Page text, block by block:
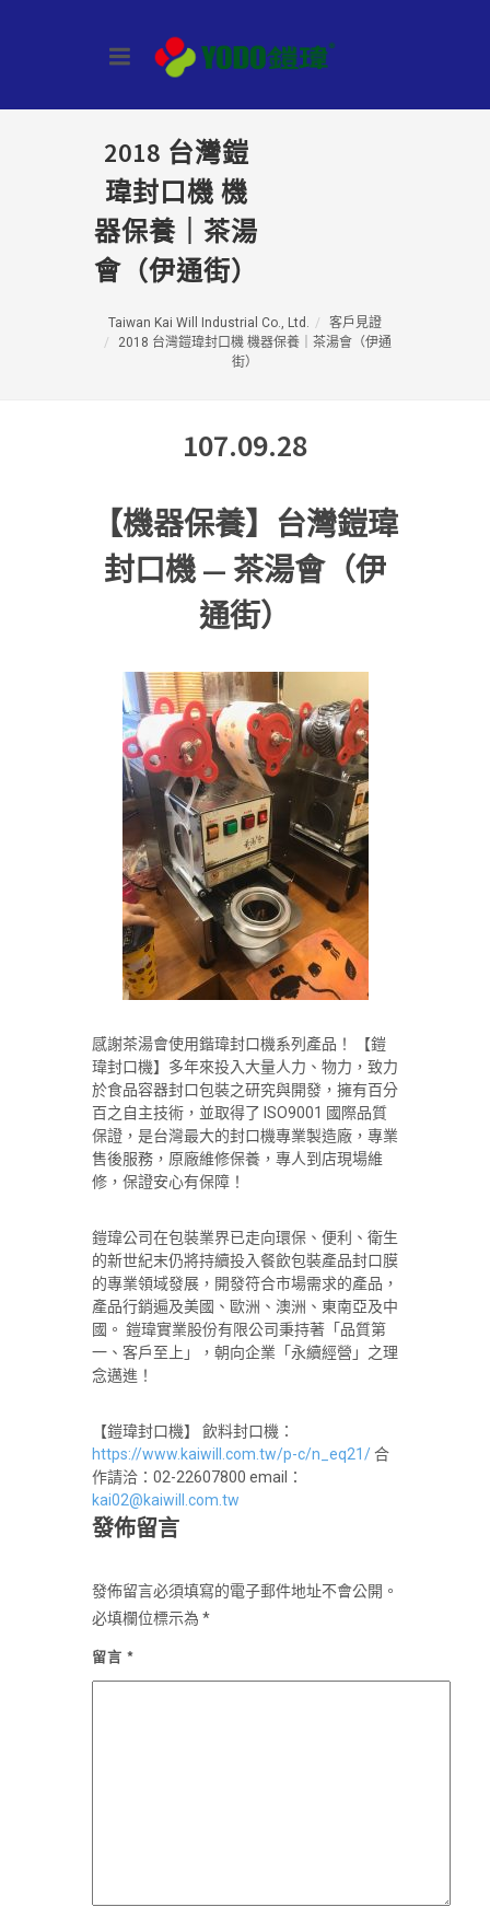
2018 台灣鎧
瑋封口機 機
器保養｜茶湯
會（伊通街）
Taiwan Kai Will Industrial Co., Ltd.
客戶見證
2018 台灣鎧瑋封口機 機器保養｜茶湯會（伊通
街）
107.09.28
【機器保養】台灣鎧瑋
封口機 — 茶湯會（伊
通街）
感謝茶湯會使用鍇瑋封口機系列產品！ 【鎧
瑋封口機】多年來投入大量人力、物力，致力
於食品容器封口包裝之研究與開發，擁有百分
百之自主技術，並取得了 ISO9001 國際品質
保證，是台灣最大的封口機專業製造廠，專業
售後服務，原廠維修保養，專人到店現場維
修，保證安心有保障！
鎧瑋公司在包裝業界已走向環保、便利、衛生
的新世紀末仍將持續投入餐飲包裝產品封口膜
的專業領域發展，開發符合市場需求的產品，
產品行銷遍及美國、歐洲、澳洲、東南亞及中
國。 鎧瑋實業股份有限公司秉持著「品質第
一、客戶至上」，朝向企業「永續經營」之理
念邁進！
【鎧瑋封口機】 飲料封口機：
https://www.kaiwill.com.tw/p-c/n_eq21/合
作請洽：02-22607800 email：
kai02@kaiwill.com.tw
發佈留言
發佈留言必須填寫的電子郵件地址不會公開。
必填欄位標示為 *
留言 *